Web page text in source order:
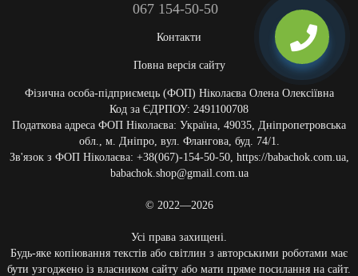
067 154-50-50
Контакти
Повна версія сайту
Фізична особа-підприємець (ФОП) Ніколаєва Олена Олексіївна
Код за ЄДРПОУ: 2491100708
Податкова адреса ФОП Ніколаєва: Україна, 49035, Дніпропетровська
обл., м. Дніпро, вул. Флангова, буд. 74/1.
Зв'язок з ФОП Ніколаєва: +38(067)-154-50-50, https://babachok.com.ua,
babachok.shop@gmail.com.ua
© 2022—2026
Усі права захищені.
Будь-яке копіювання текстів або світлин з авторськими роботами має
бути узгоджено із власником сайту або мати пряме посилання на сайт.